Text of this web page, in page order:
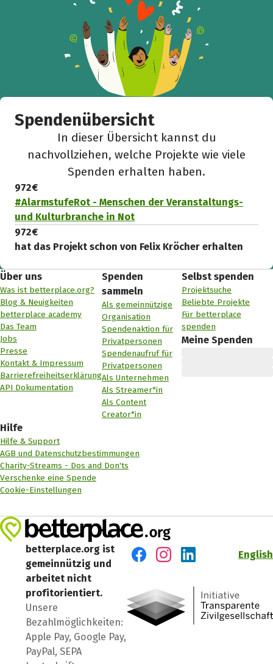
Spendenübersicht
In dieser Übersicht kannst du
nachvollziehen, welche Projekte wie viele
Spenden erhalten haben.
972 €
#AlarmstufeRot - Menschen der Veranstaltungs-
und Kulturbranche in Not
972 €
hat das Projekt schon von Felix Kröcher erhalten
Über uns
Was ist betterplace.org?
Blog & Neuigkeiten
betterplace academy
Das Team
Jobs
Presse
Kontakt & Impressum
Barrierefreiheitserklärung
API Dokumentation
Spenden
sammeln
Als gemeinnützige
Organisation
Spendenaktion für
Privatpersonen
Spendenaufruf für
Privatpersonen
Als Unternehmen
Als Streamer*in
Als Content
Creator*in
Selbst spenden
Projektsuche
Beliebte Projekte
Für betterplace
spenden
Meine Spenden
Hilfe
Hilfe & Support
AGB und Datenschutzbestimmungen
Charity-Streams - Dos and Don'ts
Verschenke eine Spende
Cookie-Einstellungen
betterplace.org ist
gemeinnützig und
arbeitet nicht
profitorientiert.
Unsere
Bezahlmöglichkeiten:
Apple Pay, Google Pay,
PayPal, SEPA
English